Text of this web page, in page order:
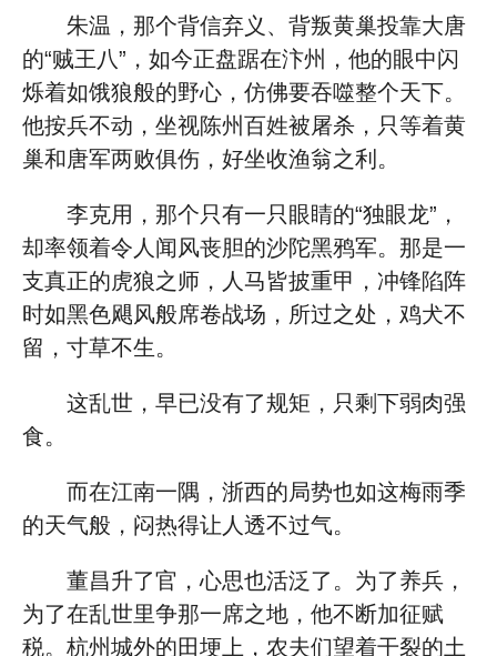
朱温，那个背信弃义、背叛黄巢投靠大唐
的“贼王八”，如今正盘踞在汴州，他的眼中闪
烁着如饿狼般的野心，仿佛要吞噬整个天下。
他按兵不动，坐视陈州百姓被屠杀，只等着黄
巢和唐军两败俱伤，好坐收渔翁之利。
李克用，那个只有一只眼睛的“独眼龙”，
却率领着令人闻风丧胆的沙陀黑鸦军。那是一
支真正的虎狼之师，人马皆披重甲，冲锋陷阵
时如黑色飓风般席卷战场，所过之处，鸡犬不
留，寸草不生。
这乱世，早已没有了规矩，只剩下弱肉强
食。
而在江南一隅，浙西的局势也如这梅雨季
的天气般，闷热得让人透不过气。
董昌升了官，心思也活泛了。为了养兵，
为了在乱世里争那一席之地，他不断加征赋
税。杭州城外的田埂上，农夫们望着干裂的土